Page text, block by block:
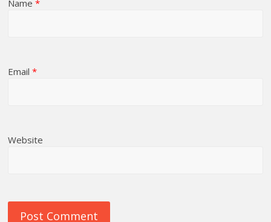
Name*
Email*
Website